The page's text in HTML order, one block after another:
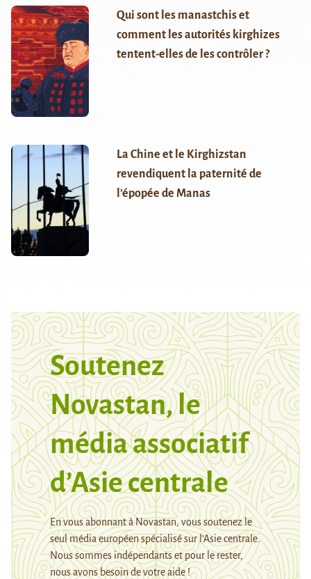
Qui sont les manastchis et
comment les autorités kirghizes
tentent-elles de les contrôler ?
La Chine et le Kirghizstan
revendiquent la paternité de
l’épopée de Manas
Soutenez
Novastan, le
média associatif
d’Asie centrale
En vous abonnant à Novastan, vous soutenez le
seul média européen spécialisé sur l’Asie centrale.
Nous sommes indépendants et pour le rester,
nous avons besoin de votre aide !